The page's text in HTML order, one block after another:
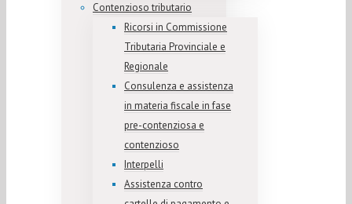
Contenzioso tributario
Ricorsi in Commissione
Tributaria Provinciale e
Regionale
Consulenza e assistenza
in materia fiscale in fase
pre-contenziosa e
contenzioso
Interpelli
Assistenza contro